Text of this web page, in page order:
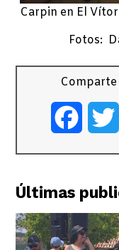
Carpin en El Vítor
Fotos:
Últimas